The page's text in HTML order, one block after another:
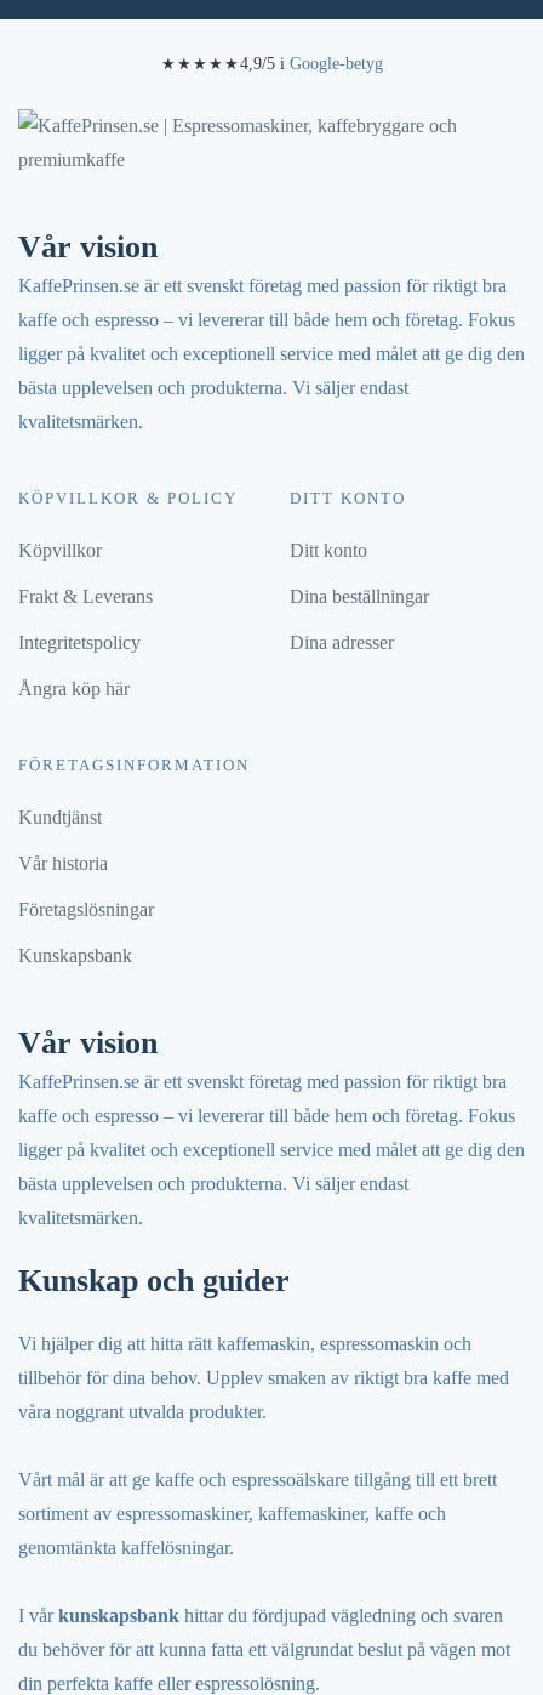
★★★★★4,9/5 i Google-betyg
Vår vision
KaffePrinsen.se är ett svenskt företag med passion för riktigt bra
kaffe och espresso – vi levererar till både hem och företag. Fokus
ligger på kvalitet och exceptionell service med målet att ge dig den
bästa upplevelsen och produkterna. Vi säljer endast
kvalitetsmärken.
KÖPVILLKOR & POLICY
Köpvillkor
Frakt & Leverans
Integritetspolicy
Ångra köp här
DITT KONTO
Ditt konto
Dina beställningar
Dina adresser
FÖRETAGSINFORMATION
Kundtjänst
Vår historia
Företagslösningar
Kunskapsbank
Vår vision
KaffePrinsen.se är ett svenskt företag med passion för riktigt bra
kaffe och espresso – vi levererar till både hem och företag. Fokus
ligger på kvalitet och exceptionell service med målet att ge dig den
bästa upplevelsen och produkterna. Vi säljer endast
kvalitetsmärken.
Kunskap och guider
Vi hjälper dig att hitta rätt kaffemaskin, espressomaskin och
tillbehör för dina behov. Upplev smaken av riktigt bra kaffe med
våra noggrant utvalda produkter.
Vårt mål är att ge kaffe och espressoälskare tillgång till ett brett
sortiment av espressomaskiner, kaffemaskiner, kaffe och
genomtänkta kaffelösningar.
I vårkunskapsbank hittar du fördjupad vägledning och svaren
du behöver för att kunna fatta ett välgrundat beslut på vägen mot
din perfekta kaffe eller espressolösning.